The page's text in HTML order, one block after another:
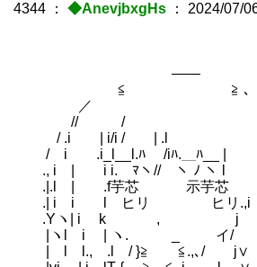
4344 ： ◆AnevjbxgHs ： 2024/07/
――
≦ ≧ ､
／
// /
/ .i | i/i / | .l
/ i .i_l__l.ﾊ /iﾊ.＿ﾊ__ |
., i | i i. ﾏヽ// ヽ ﾉ ヽ l
.|.l | .f芋芯 示芋芯 ﾑ
.| i i l ヒリ ヒリ.,i
.Yヽ| i k , j l
|ヽl i | ヽ. _ イ/
| l l., .l / }≧ ≦.,､/ j∨